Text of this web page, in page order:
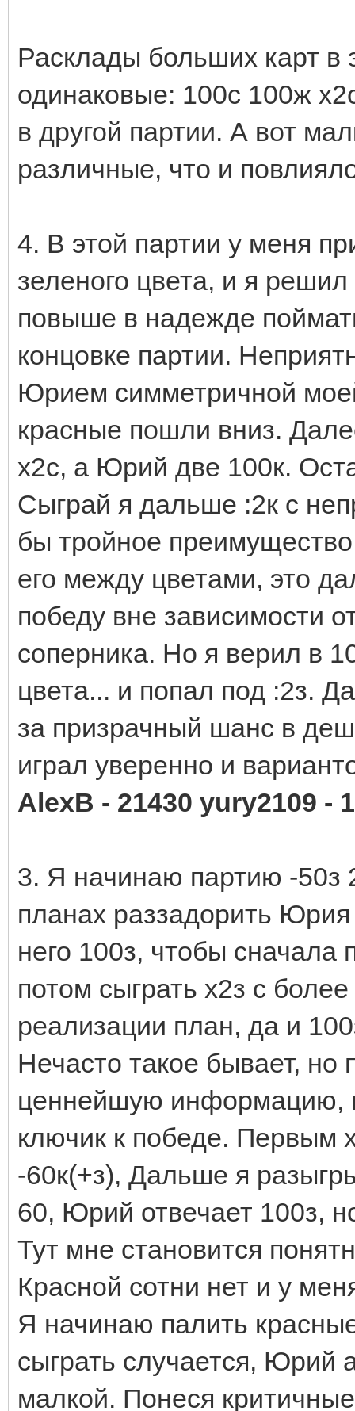
Расклады больших карт в
одинаковые: 100c 100ж
в другой партии. А вот
различные, что и
4. В этой партии у меня
зеленого цвета, и я
повыше в надежде
концовке партии.
Юрием симметричной
красные пошли вниз.
х2с, а Юрий две 100к.
Сыграй я дальше :2к с
бы тройное
его между цветами, это
победу вне зависимости
соперника. Но я верил в
цвета... и попал под :2з.
за призрачный шанс в
играл уверенно и
AlexB - 21430 yury2109 -
3. Я начинаю партию -
планах раззадорить
него 100з, чтобы сначала
потом сыграть х2з с
реализации план, да и
Нечасто такое бывает,
ценнейшую информацию,
ключик к победе. Первым
-60к(+з), Дальше я
60, Юрий отвечает 100з,
Тут мне становится
Красной сотни нет и у
Я начинаю палить
сыграть случается, Юрий
малкой. Понеся